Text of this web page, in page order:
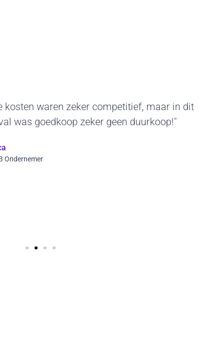
"Het duurzame karakter van deze standbouw sprak
ons erg aan. De geleverde beursstands kunnen we
ontwerp en we kunnen steeds nieuwe, actuele